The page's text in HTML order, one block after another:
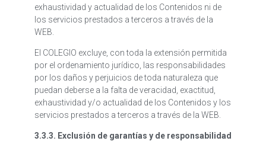
exhaustividad y actualidad de los Contenidos ni de
los servicios prestados a terceros a través de la
WEB.
El COLEGIO excluye, con toda la extensión permitida
por el ordenamiento jurídico, las responsabilidades
por los daños y perjuicios de toda naturaleza que
puedan deberse a la falta de veracidad, exactitud,
exhaustividad y/o actualidad de los Contenidos y los
servicios prestados a terceros a través de la WEB.
3.3.3. Exclusión de garantías y de responsabilidad